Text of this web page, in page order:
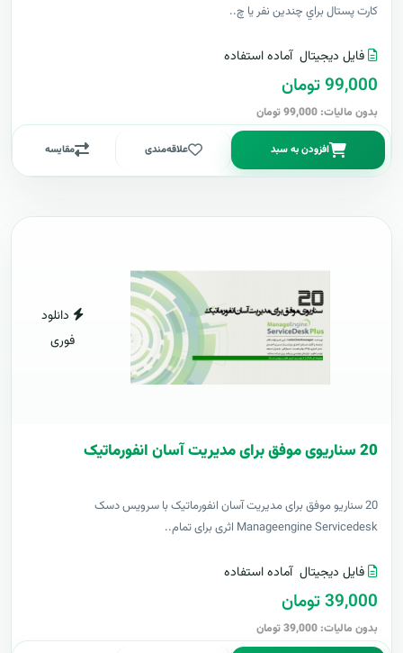
كارت پستال براي چندين نفر يا چ..
فایل دیجیتال آماده استفاده
99,000 تومان
بدون مالیات: 99,000 تومان
افزودن به سبد علاقه‌مندی مقایسه
دانلود
فوری
20 سناریوی موفق برای مدیریت آسان انفورماتیک
20 سناریو موفق برای مدیریت آسان انفورماتیک با سرویس دسک
Manageengine Servicedesk اثری برای تمام..
فایل دیجیتال آماده استفاده
39,000 تومان
بدون مالیات: 39,000 تومان